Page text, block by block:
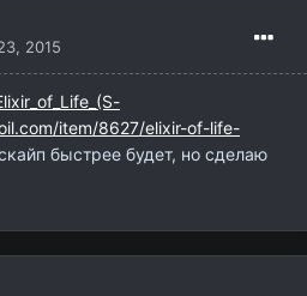
2015
item/8627/elixir-of-life-
быстрее будет, но сделаю